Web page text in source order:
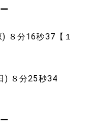
ー
８分16秒37【１
) ８分25秒34
ー